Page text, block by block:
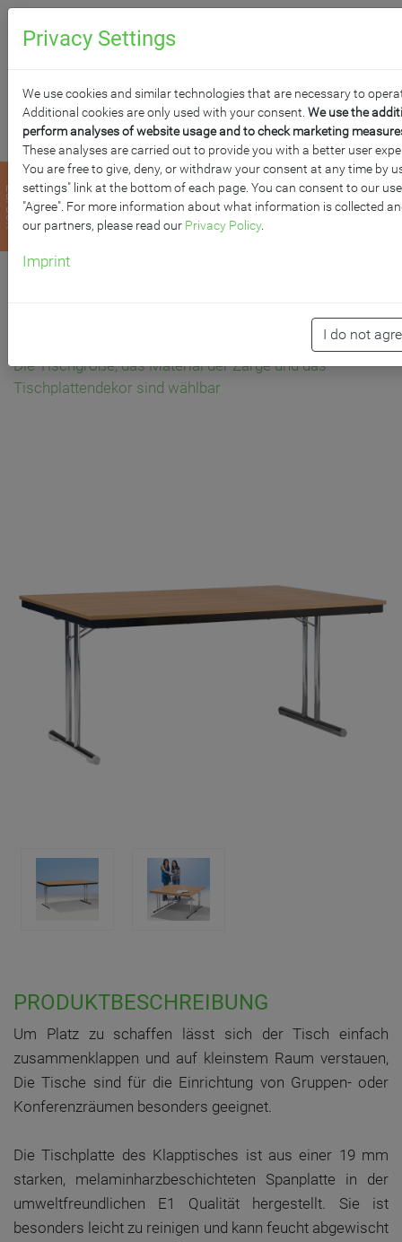
zurück KLAPPTISCH MIT
CHROMGESTELL UND
Die Tischgröße, das Material der Zarge und das
Tischplattendekor sind wählbar
PRODUKTBESCHREIBUNG
Um Platz zu schaffen lässt sich der Tisch einfach
zusammenklappen und auf kleinstem Raum verstauen,
Die Tische sind für die Einrichtung von Gruppen- oder
Konferenzräumen besonders geeignet.
Die Tischplatte des Klapptisches ist aus einer 19 mm
starken, melaminharzbeschichteten Spanplatte in der
umweltfreundlichen E1 Qualität hergestellt. Sie ist
besonders leicht zu reinigen und kann feucht abgewischt
Privacy Settings
We use cookies and similar technologies that are necessary to
Additional cookies are only used with your consent. We use the
perform analyses of website usage and to check marketing
These analyses are carried out to provide you with a better user
You are free to give, deny, or withdraw your consent at any time by
settings" link at the bottom of each page. You can consent to our
"Agree". For more information about what information is collected
our partners, please read our Privacy Policy.
Imprint
I do not